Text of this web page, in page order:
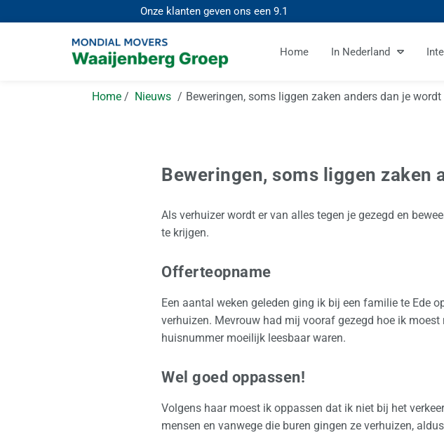
Onze klanten geven ons een9.1
Home In Nederland
Home Nieuws Beweringen, soms liggen zaken anders dan je
Beweringen, soms liggen
Als verhuizer wordt er van alles tegen je gezegd en
te krijgen.
Offerteopname
Een aantal weken geleden ging ik bij een familie te Ede
verhuizen. Mevrouw had mij vooraf gezegd hoe ik
huisnummer moeilijk leesbaar waren.
Wel goed oppassen!
Volgens haar moest ik oppassen dat ik niet bij het
mensen en vanwege die buren gingen ze verhuizen,